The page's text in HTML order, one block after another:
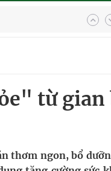
mại điện tử
từ gian
thơm ngon, bổ